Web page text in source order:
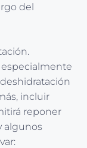
del
incluir
reponer
algunos